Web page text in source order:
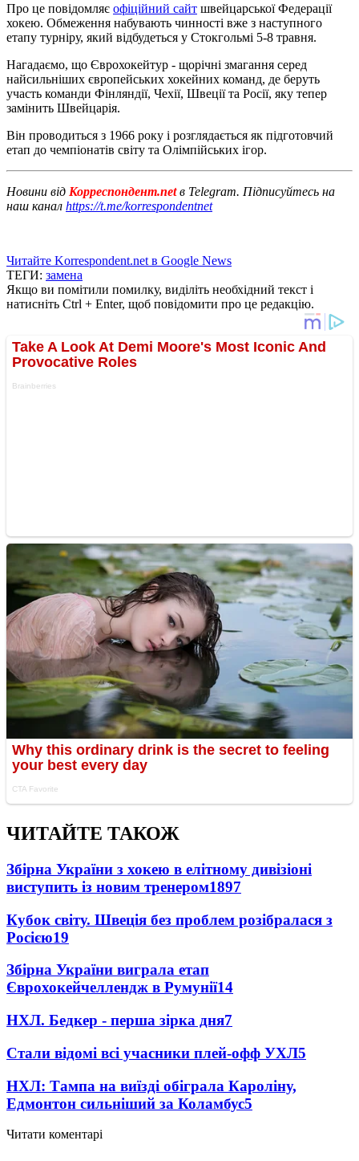
Про це повідомляє офіційний сайт швейцарської Федерації
хокею. Обмеження набувають чинності вже з наступного
етапу турніру, який відбудеться у Стокгольмі 5-8 травня.
Нагадаємо, що Єврохокейтур - щорічні змагання серед
найсильніших європейських хокейних команд, де беруть
участь команди Фінляндії, Чехії, Швеції та Росії, яку тепер
замінить Швейцарія.
Він проводиться з 1966 року і розглядається як підготовчий
етап до чемпіонатів світу та Олімпійських ігор.
Новини від Корреспондент.netв Telegram. Підписуйтесь на
наш канал https://t.me/korrespondentnet
Читайте Korrespondent.net в Google News
ТЕГИ: замена
Якщо ви помітили помилку, виділіть необхідний текст і
натисніть Ctrl + Enter, щоб повідомити про це редакцію.
ЧИТАЙТЕ ТАКОЖ
Збірна України з хокею в елітному дивізіоні
виступить із новим тренером1897
Кубок світу. Швеція без проблем розібралася з
Росією19
Збірна України виграла етап
Єврохокейчеллендж в Румунії14
НХЛ. Бедкер - перша зірка дня7
Стали відомі всі учасники плей-офф УХЛ5
НХЛ: Тампа на виїзді обіграла Кароліну,
Едмонтон сильніший за Коламбус5
Читати коментарі